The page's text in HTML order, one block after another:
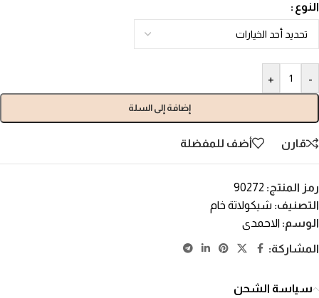
النوع
-
+
إضافة إلى السلة
قارن أضف للمفضلة
رمز المنتج: 90272
التصنيف: شيكولاتة خام
الوسم: الاحمدى
المشاركة:
سياسة الشحن